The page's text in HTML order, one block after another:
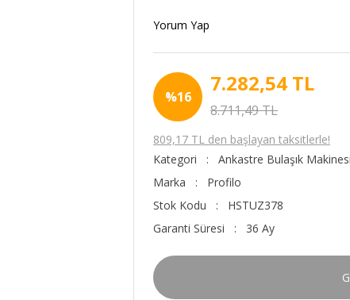
Yorum Yap
%16
7.282,54 TL
8.711,49 TL
809,17 TL den başlayan taksitlerle!
Kategori
Ankastre Bulaşık Makinesi
Marka
Profilo
Stok Kodu
HSTUZ378
Garanti Süresi
36 Ay